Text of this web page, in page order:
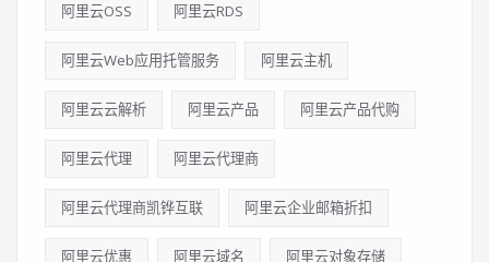
阿里云OSS 阿里云RDS
阿里云Web应用托管服务 阿里云主机
阿里云云解析 阿里云产品 阿里云产品代购
阿里云代理 阿里云代理商
阿里云代理商凯铧互联 阿里云企业邮箱折扣
阿里云优惠 阿里云域名 阿里云对象存储